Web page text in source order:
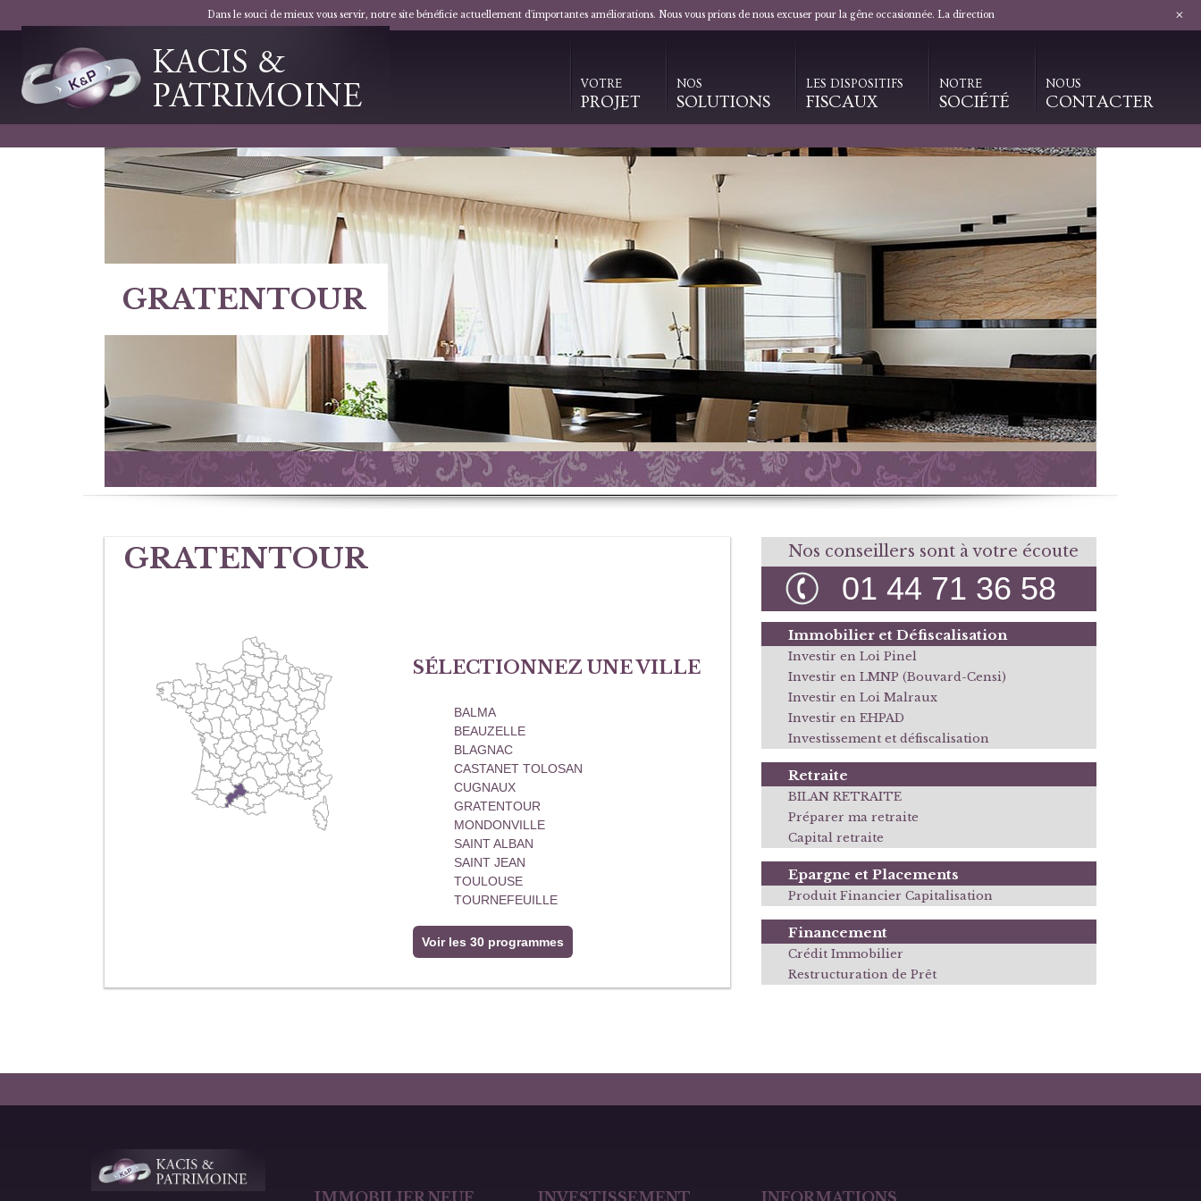
VOTRE
PROJET
NOS
SOLUTIONS
LES DISPOSITIFS
FISCAUX
NOTRE
SOCIÉTÉ
NOUS
CONTACTER
GRATENTOUR
GRATENTOUR
SÉLECTIONNEZ UNE VILLE
BALMA
BEAUZELLE
BLAGNAC
CASTANET TOLOSAN
CUGNAUX
GRATENTOUR
MONDONVILLE
SAINT ALBAN
SAINT JEAN
TOULOUSE
TOURNEFEUILLE
Voir les 30 programmes
Nos conseillers sont à votre écoute
01 44 71 36 58
Immobilier et Défiscalisation
Investir en Loi Pinel
Investir en LMNP (Bouvard-Censi)
Investir en Loi Malraux
Investir en EHPAD
Investissement et défiscalisation
Retraite
BILAN RETRAITE
Préparer ma retraite
Capital retraite
Epargne et Placements
Produit Financier Capitalisation
Financement
Crédit Immobilier
Restructuration de Prêt
Dans le souci de mieux vous servir, notre site bénéficie actuellement d'importantes améliorations. Nous vous prions de nous excuser pour la gêne occasionnée. La direction +
IMMOBILIER NEUF INVESTISSEMENT INFORMATIONS